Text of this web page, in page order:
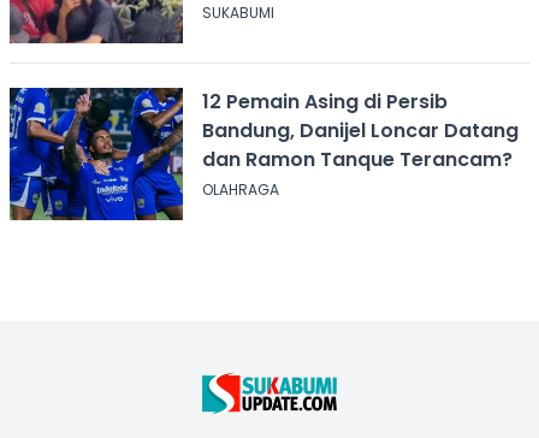
Pentingnya Perjanjian Kerja
SUKABUMI
12 Pemain Asing di Persib
Bandung, Danijel Loncar Datang
dan Ramon Tanque Terancam?
OLAHRAGA